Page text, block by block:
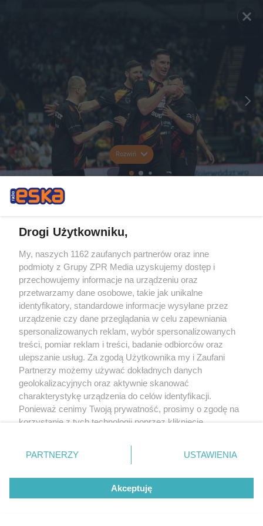
Rozwiń
Drogi Użytkowniku,
My, naszych 1162 zaufanych partnerów oraz inne
podmioty z Grupy ZPR Media uzyskujemy dostęp i
przechowujemy informacje na urządzeniu oraz
przetwarzamy dane osobowe, takie jak unikalne
identyfikatory, standardowe informacje wysyłane przez
urządzenie czy dane przeglądania w celu zapewniania
spersonalizowanych reklam, wybór spersonalizowanych
treści, pomiar reklam i treści, badanie odbiorców oraz
ulepszanie usług. Za zgodą Użytkownika my i Zaufani
Partnerzy możemy używać dokładnych danych
geolokalizacyjnych oraz aktywnie skanować
charakterystykę urządzenia do celów identyfikacji.
Ponieważ cenimy Twoją prywatność, prosimy o zgodę na
korzystanie z tych technologii poprzez kliknięcie
zmienić/wycofać klikając przycisk ustawień prywatności
znajdujący się w lewym dolnym rogu strony
rodzaje przetwarzania danych nie wymagają zgody
użytkownika, ale masz prawo sprzeciwić się takiemu
przetwarzaniu. Preferencje będą miały zastosowanie tylko
PARTNERZY USTAWIENIA
Akceptuję